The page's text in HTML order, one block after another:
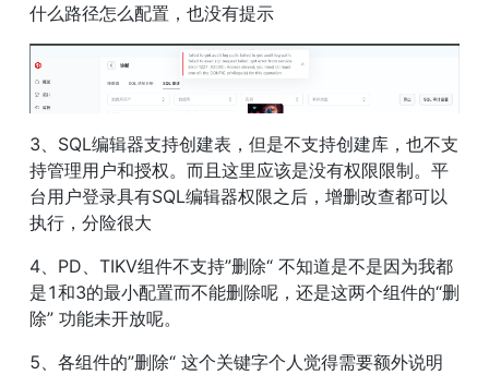
什么路径怎么配置，也没有提示
3、SQL编辑器支持创建表，但是不支持创建库，也不支
持管理用户和授权。而且这里应该是没有权限限制。平
台用户登录具有SQL编辑器权限之后，增删改查都可以
执行，分险很大
4、PD、TIKV组件不支持”删除“ 不知道是不是因为我都
是1和3的最小配置而不能删除呢，还是这两个组件的“删
除” 功能未开放呢。
5、各组件的”删除“ 这个关键字个人觉得需要额外说明